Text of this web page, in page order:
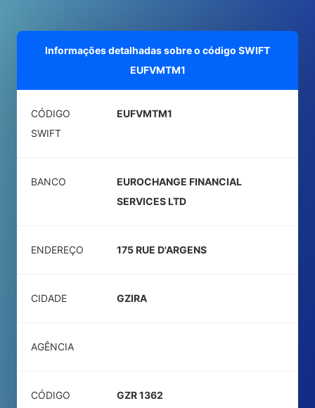
Informações detalhadas sobre o código SWIFT
EUFVMTM1
CÓDIGO
SWIFT
EUFVMTM1
BANCO
EUROCHANGE FINANCIAL
SERVICES LTD
ENDEREÇO 175 RUE D'ARGENS
CIDADE GZIRA
AGÊNCIA
CÓDIGO
GZR 1362